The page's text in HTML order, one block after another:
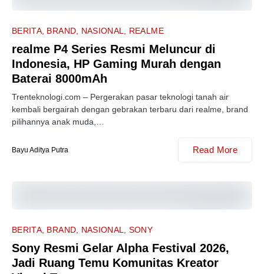
BERITA BRAND NASIONAL REALME
realme P4 Series Resmi Meluncur di
Indonesia, HP Gaming Murah dengan
Baterai 8000mAh
Trenteknologi.com – Pergerakan pasar teknologi tanah air
kembali bergairah dengan gebrakan terbaru dari realme, brand
pilihannya anak muda,…
Bayu Aditya Putra Read More
BERITA BRAND NASIONAL SONY
Sony Resmi Gelar Alpha Festival 2026,
Jadi Ruang Temu Komunitas Kreator